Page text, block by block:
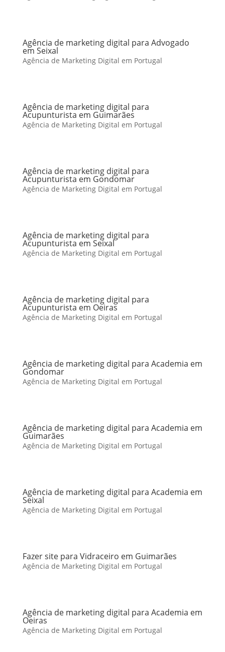
Agência de marketing digital para Advogado
em Seixal
Agência de Marketing Digital em Portugal
Agência de marketing digital para
Acupunturista em Guimarães
Agência de Marketing Digital em Portugal
Agência de marketing digital para
Acupunturista em Gondomar
Agência de Marketing Digital em Portugal
Agência de marketing digital para
Acupunturista em Seixal
Agência de Marketing Digital em Portugal
Agência de marketing digital para
Acupunturista em Oeiras
Agência de Marketing Digital em Portugal
Agência de marketing digital para Academia em
Gondomar
Agência de Marketing Digital em Portugal
Agência de marketing digital para Academia em
Guimarães
Agência de Marketing Digital em Portugal
Agência de marketing digital para Academia em
Seixal
Agência de Marketing Digital em Portugal
Fazer site para Vidraceiro em Guimarães
Agência de Marketing Digital em Portugal
Agência de marketing digital para Academia em
Oeiras
Agência de Marketing Digital em Portugal